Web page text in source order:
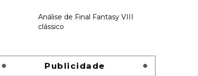
Análise de Final Fantasy VIII
clássico
Publicidade